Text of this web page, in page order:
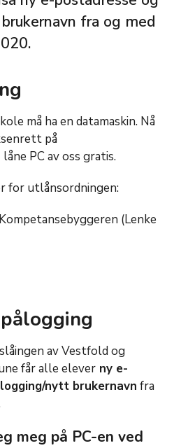
fra og med
må ha en datamaskin. Nå
på
PC av oss gratis.
for utlånsordningen:
(Lenke
av Vestfold og
får alle elever ny e-
nytt brukernavn fra
meg på PC-en ved